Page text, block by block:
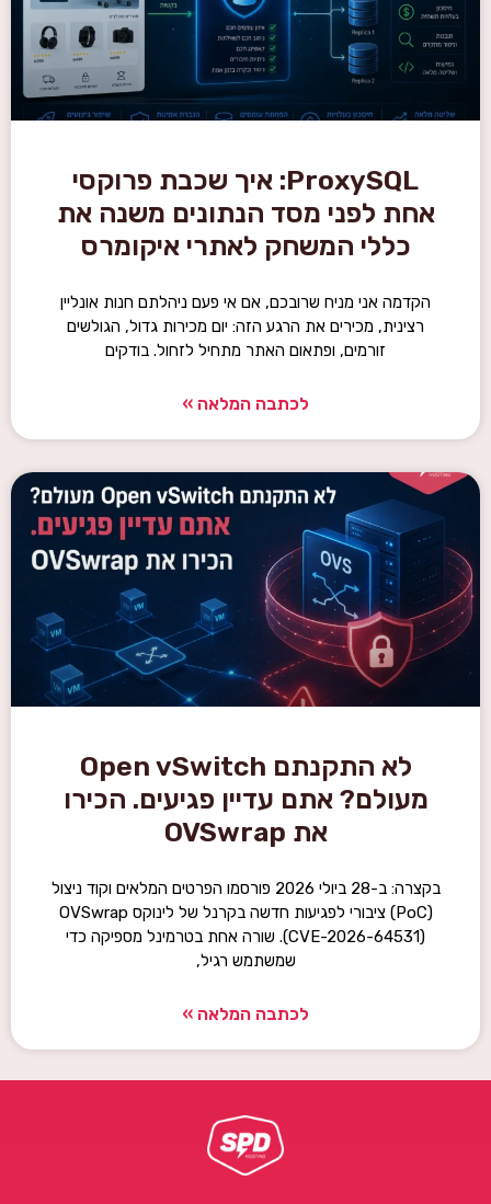
ProxySQL: איך שכבת פרוקסי
אחת לפני מסד הנתונים משנה את
כללי המשחק לאתרי איקומרס
הקדמה אני מניח שרובכם, אם אי פעם ניהלתם חנות אונליין
רצינית, מכירים את הרגע הזה: יום מכירות גדול, הגולשים
זורמים, ופתאום האתר מתחיל לזחול. בודקים
לכתבה המלאה »
לא התקנתם Open vSwitch
מעולם? אתם עדיין פגיעים. הכירו
את OVSwrap
בקצרה: ב-28 ביולי 2026 פורסמו הפרטים המלאים וקוד ניצול
(PoC) ציבורי לפגיעות חדשה בקרנל של לינוקס OVSwrap
(CVE-2026-64531). שורה אחת בטרמינל מספיקה כדי
שמשתמש רגיל,
לכתבה המלאה »